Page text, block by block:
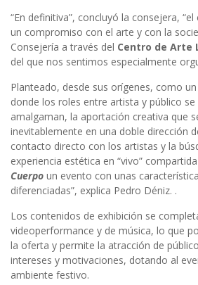
“En definitiva”, concluyó la consejera,
un compromiso con el arte y con la
Consejería a través del Centro de Arte
del que nos sentimos especialmente
Planteado, desde sus orígenes, como
donde los roles entre artista y público se
amalgaman, la aportación creativa que
inevitablemente en una doble dirección
contacto directo con los artistas y la
experiencia estética en “vivo”
Cuerpo un evento con unas
diferenciadas”, explica Pedro Déniz. .
Los contenidos de exhibición se
videoperformance y de música, lo que
la oferta y permite la atracción de
intereses y motivaciones, dotando al
ambiente festivo.